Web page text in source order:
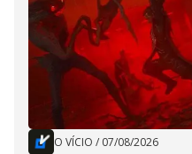
O VÍCIO / 07/08/2026